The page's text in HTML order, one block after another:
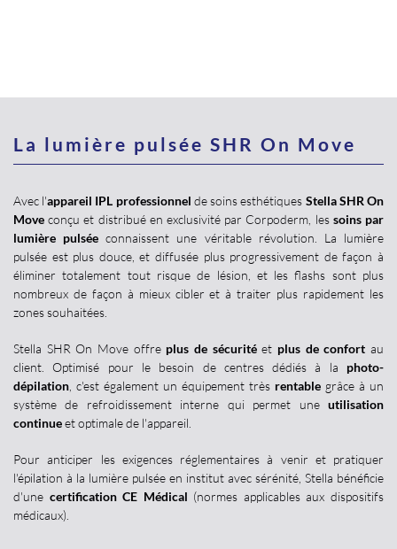
La lumière pulsée SHR On Move
Avec l'appareil IPL professionnel de soins esthétiques Stella SHR On
Move conçu et distribué en exclusivité par Corpoderm, les soins par
lumière pulsée connaissent une véritable révolution. La lumière
pulsée est plus douce, et diffusée plus progressivement de façon à
éliminer totalement tout risque de lésion, et les flashs sont plus
nombreux de façon à mieux cibler et à traiter plus rapidement les
zones souhaitées.
Stella SHR On Move offre plus de sécuritéet plus de confort au
client. Optimisé pour le besoin de centres dédiés à la photo-
dépilation , c'est également un équipement très rentable grâce à un
système de refroidissement interne qui permet une utilisation
continueet optimale de l'appareil.
Pour anticiper les exigences réglementaires à venir et pratiquer
l'épilation à la lumière pulsée en institut avec sérénité, Stella bénéficie
d'une certification CE Médical (normes applicables aux dispositifs
médicaux).